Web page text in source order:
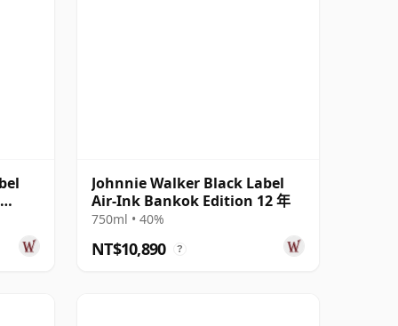
Johnnie Walker Black Label
Air-Ink Bankok Edition 12 年
750ml • 40%
NT$10,890 ?